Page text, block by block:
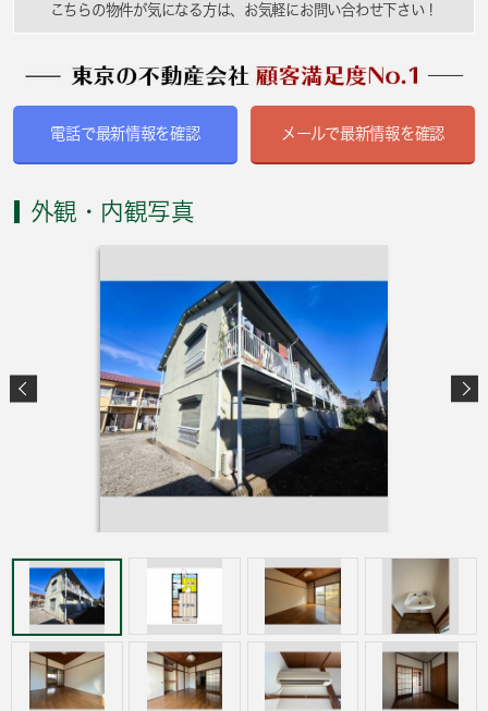
こちらの物件が気になる方は、お気軽にお問い合わせ下さい！
電話で最新情報を確認 メールで最新情報を確認
外観・内観写真